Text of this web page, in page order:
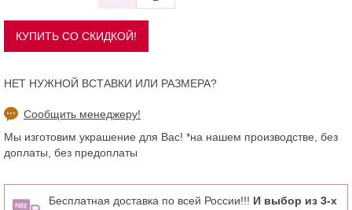
НЕТ НУЖНОЙ ВСТАВКИ ИЛИ РАЗМЕРА?
Сообщить менеджеру!
Мы изготовим украшение для Вас! *на нашем производстве, без
доплаты, без предоплаты
Бесплатная доставка по всей России!!! И выбор из 3-х